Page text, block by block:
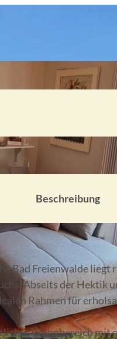
Beschreibung
Bad Freienwalde
Abseits der Hektik
Rahmen für
Wohnbereich mit